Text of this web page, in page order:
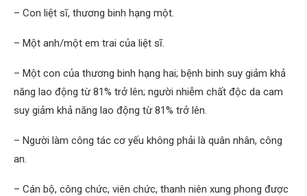
– Con liệt sĩ, thương binh hạng một.
– Một anh/một em trai của liệt sĩ.
– Một con của thương binh hạng hai; bệnh binh suy giảm khả
năng lao động từ 81% trở lên; người nhiễm chất độc da cam
suy giảm khả năng lao động từ 81% trở lên.
– Người làm công tác cơ yếu không phải là quân nhân, công
an.
– Cán bộ, công chức, viên chức, thanh niên xung phong được